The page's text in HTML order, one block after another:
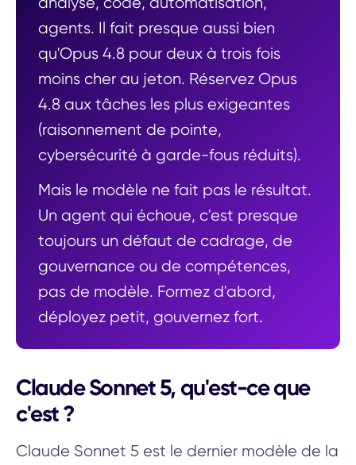
agents. Il fait presque aussi bien
qu'Opus 4.8 pour deux à trois fois
moins cher au jeton. Réservez Opus
4.8 aux tâches les plus exigeantes
(raisonnement de pointe,
cybersécurité à garde-fous réduits).
Mais le modèle ne fait pas le résultat.
Un agent qui échoue, c'est presque
toujours un défaut de cadrage, de
gouvernance ou de compétences,
pas de modèle. Formez d'abord,
déployez petit, gouvernez fort.
Claude Sonnet 5, qu'est-ce que
c'est ?
Claude Sonnet 5 est le dernier modèle de la